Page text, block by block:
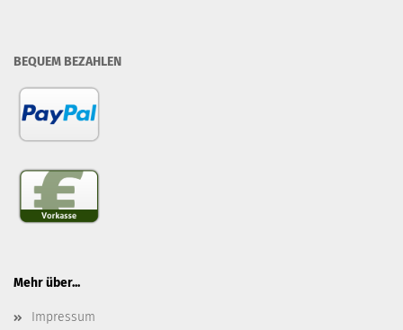
BEQUEM BEZAHLEN
Mehr über...
Impressum